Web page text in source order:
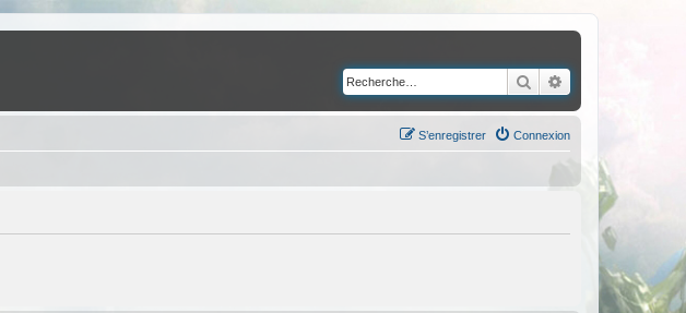
Rechercher
Connexion
S’enregistrer